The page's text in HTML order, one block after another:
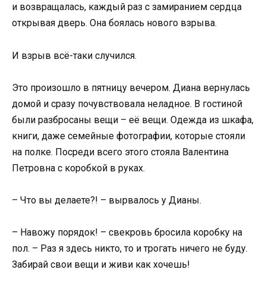
и возвращалась, каждый раз с замиранием сердца
открывая дверь. Она боялась нового взрыва.
И взрыв всё-таки случился.
Это произошло в пятницу вечером. Диана вернулась
домой и сразу почувствовала неладное. В гостиной
были разбросаны вещи – её вещи. Одежда из шкафа,
книги, даже семейные фотографии, которые стояли
на полке. Посреди всего этого стояла Валентина
Петровна с коробкой в руках.
– Что вы делаете?! – вырвалось у Дианы.
– Навожу порядок! – свекровь бросила коробку на
пол. – Раз я здесь никто, то и трогать ничего не буду.
Забирай свои вещи и живи как хочешь!